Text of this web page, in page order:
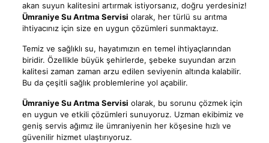
akan suyun kalitesini artırmak istiyorsanız, doğru yerdesiniz!
Ümraniye Su Arıtma Servisi olarak, her türlü su arıtma
ihtiyacınız için size en uygun çözümleri sunmaktayız.
Temiz ve sağlıklı su, hayatımızın en temel ihtiyaçlarından
biridir. Özellikle büyük şehirlerde, şebeke suyundan arzın
kalitesi zaman zaman arzu edilen seviyenin altında kalabilir.
Bu da çeşitli sağlık problemlerine yol açabilir.
Ümraniye Su Arıtma Servisi olarak, bu sorunu çözmek için
en uygun ve etkili çözümleri sunuyoruz. Uzman ekibimiz ve
geniş servis ağımız ile ümraniyenin her köşesine hızlı ve
güvenilir hizmet ulaştırıyoruz.